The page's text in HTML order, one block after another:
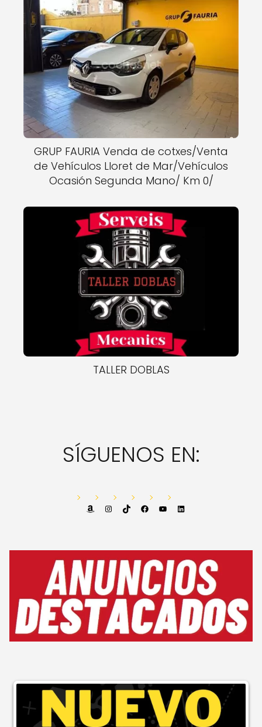
GRUP FAURIA Venda de cotxes/Venta
de Vehículos Lloret de Mar/Vehículos
Ocasión Segunda Mano/ Km 0/
TALLER DOBLAS
SÍGUENOS EN:
AmazonInstagram
TikTok FacebookYouTube